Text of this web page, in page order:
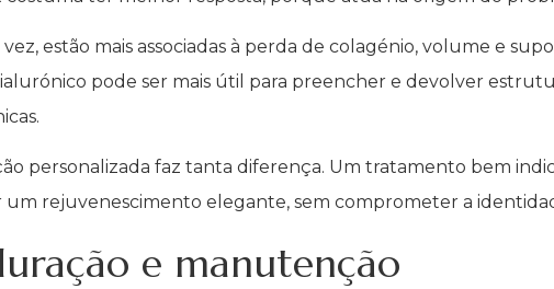
estão mais associadas à perda de colagénio, volume e
pode ser mais útil para preencher e devolver
personalizada faz tanta diferença. Um tratamento bem
rejuvenescimento elegante, sem comprometer a
e manutenção